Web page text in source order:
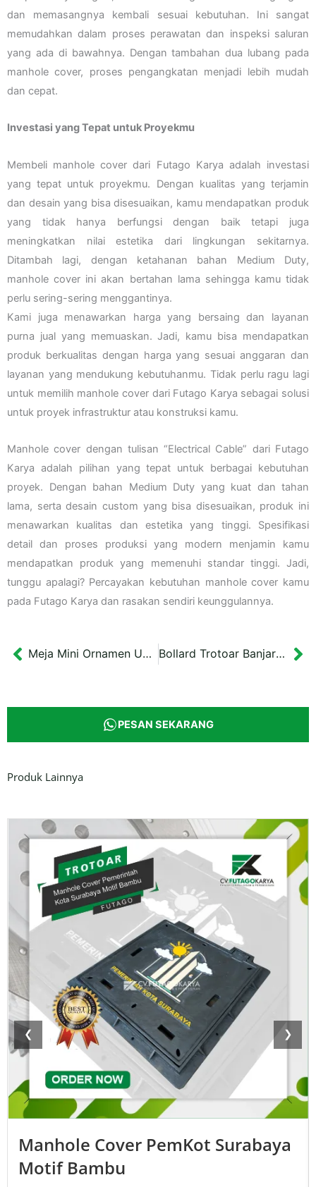
dan memasangnya kembali sesuai kebutuhan. Ini sangat
memudahkan dalam proses perawatan dan inspeksi saluran
yang ada di bawahnya. Dengan tambahan dua lubang pada
manhole cover, proses pengangkatan menjadi lebih mudah
dan cepat.
Investasi yang Tepat untuk Proyekmu
Membeli manhole cover dari Futago Karya adalah investasi
yang tepat untuk proyekmu. Dengan kualitas yang terjamin
dan desain yang bisa disesuaikan, kamu mendapatkan produk
yang tidak hanya berfungsi dengan baik tetapi juga
meningkatkan nilai estetika dari lingkungan sekitarnya.
Ditambah lagi, dengan ketahanan bahan Medium Duty,
manhole cover ini akan bertahan lama sehingga kamu tidak
perlu sering-sering menggantinya.
Kami juga menawarkan harga yang bersaing dan layanan
purna jual yang memuaskan. Jadi, kamu bisa mendapatkan
produk berkualitas dengan harga yang sesuai anggaran dan
layanan yang mendukung kebutuhanmu. Tidak perlu ragu lagi
untuk memilih manhole cover dari Futago Karya sebagai solusi
untuk proyek infrastruktur atau konstruksi kamu.
Manhole cover dengan tulisan “Electrical Cable” dari Futago
Karya adalah pilihan yang tepat untuk berbagai kebutuhan
proyek. Dengan bahan Medium Duty yang kuat dan tahan
lama, serta desain custom yang bisa disesuaikan, produk ini
menawarkan kualitas dan estetika yang tinggi. Spesifikasi
detail dan proses produksi yang modern menjamin kamu
mendapatkan produk yang memenuhi standar tinggi. Jadi,
tunggu apalagi? Percayakan kebutuhan manhole cover kamu
pada Futago Karya dan rasakan sendiri keunggulannya.
Prev Meja Mini Ornamen Ukel Warna Putih dimensi 60x35x35 cm Bollard Trotoar Banjarbaru Kalimantan Tipe L & I
PESAN SEKARANG
Produk Lainnya
❮ ❯
Manhole Cover PemKot Surabaya
Motif Bambu